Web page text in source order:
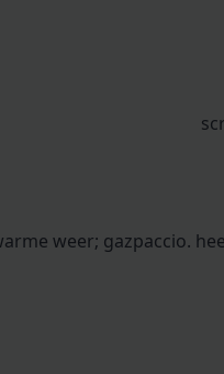
weer; gazpaccio.